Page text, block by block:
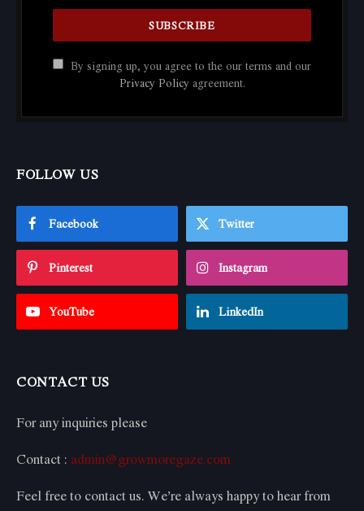
By signing up, you agree to the our terms and our
Privacy Policy agreement.
FOLLOW US
Facebook Twitter
Pinterest Instagram
YouTube LinkedIn
CONTACT US
For any inquiries please
Contact : admin@growmoregaze.com
Feel free to contact us. We’re always happy to hear from